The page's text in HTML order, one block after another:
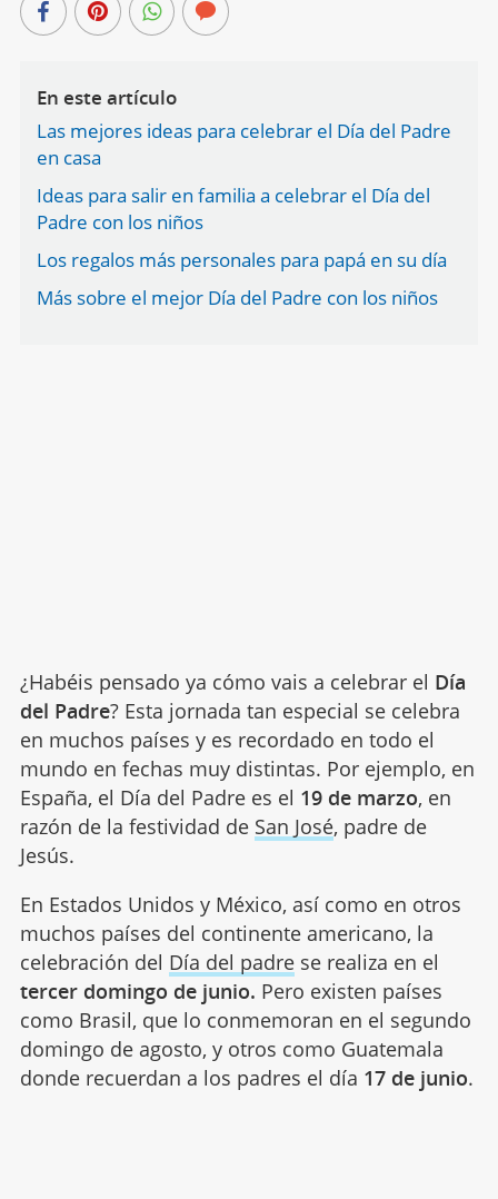
En este artículo
Las mejores ideas para celebrar el Día del Padre
en casa
Ideas para salir en familia a celebrar el Día del
Padre con los niños
Los regalos más personales para papá en su día
Más sobre el mejor Día del Padre con los niños
¿Habéis pensado ya cómo vais a celebrar el Día
del Padre? Esta jornada tan especial se celebra
en muchos países y es recordado en todo el
mundo en fechas muy distintas. Por ejemplo, en
España, el Día del Padre es el 19 de marzo, en
razón de la festividad de San José, padre de
Jesús.
En Estados Unidos y México, así como en otros
muchos países del continente americano, la
celebración del Día del padrese realiza en el
tercer domingo de junio. Pero existen países
como Brasil, que lo conmemoran en el segundo
domingo de agosto, y otros como Guatemala
donde recuerdan a los padres el día 17 de junio.